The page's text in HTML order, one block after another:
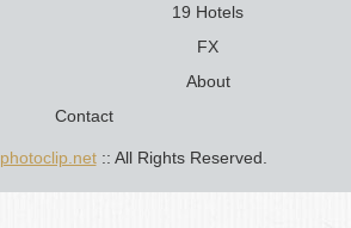
19 Hotels
FX
About
Contact
photoclip.net:: All Rights Reserved.